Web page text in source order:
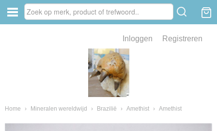
Inloggen Registreren
Home › Mineralen wereldwijd › Brazilië › Amethist › Amethist
van fossielen en mineralen